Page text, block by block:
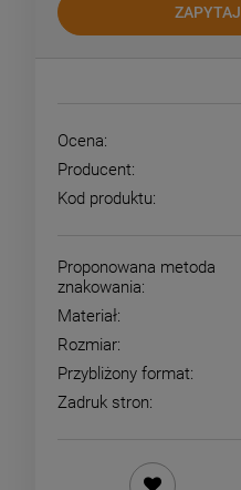
Ocena:
Producent:
Kod produktu:
Proponowana metoda
znakowania:
Materiał:
Rozmiar:
Przybliżony format:
Zadruk stron: